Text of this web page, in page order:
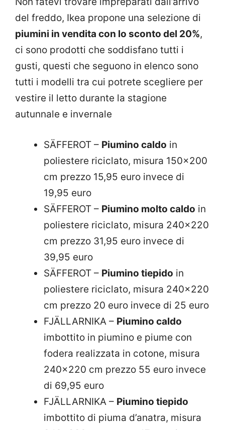
del freddo, Ikea propone una selezione di
piumini in vendita con lo sconto del 20%,
ci sono prodotti che soddisfano tutti i
gusti, questi che seguono in elenco sono
tutti i modelli tra cui potrete scegliere per
vestire il letto durante la stagione
autunnale e invernale
SÄFFEROT – Piumino caldo in
poliestere riciclato, misura 150×200
cm prezzo 15,95 euro invece di
19,95 euro
SÄFFEROT – Piumino molto caldo in
poliestere riciclato, misura 240×220
cm prezzo 31,95 euro invece di
39,95 euro
SÄFFEROT – Piumino tiepido in
poliestere riciclato, misura 240×220
cm prezzo 20 euro invece di 25 euro
FJÄLLARNIKA – Piumino caldo
imbottito in piumino e piume con
fodera realizzata in cotone, misura
240×220 cm prezzo 55 euro invece
di 69,95 euro
FJÄLLARNIKA – Piumino tiepido
imbottito di piuma d’anatra, misura